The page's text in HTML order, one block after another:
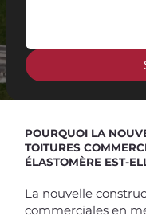
POURQUOI LA
TOITURES
ÉLASTOMÈRE EST-
La nouvelle
commerciales en